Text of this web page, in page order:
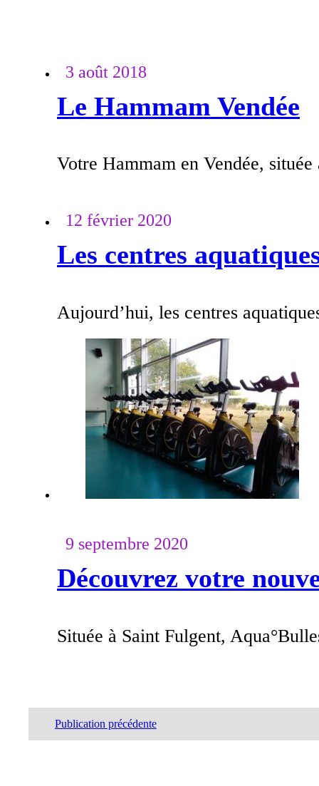
3 août 2018
Le Hammam Vendée
Votre Hammam en Vendée,
12 février 2020
Les centres
Aujourd’hui, les centres
9 septembre 2020
Découvrez votre
Située à Saint Fulgent,
Publication précédente